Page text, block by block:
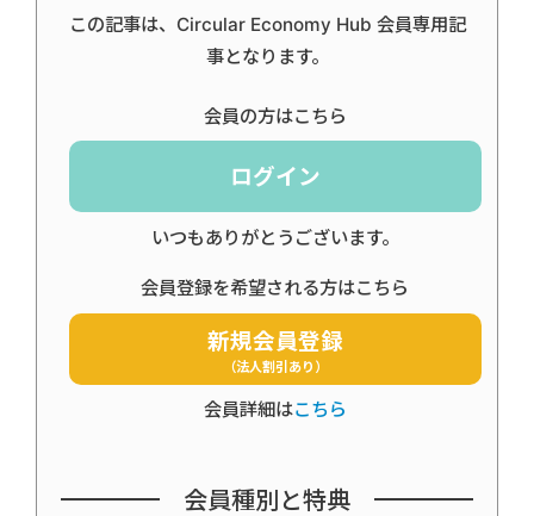
この記事は、Circular Economy Hub 会員専用記
事となります。
会員の方はこちら
ログイン
いつもありがとうございます。
会員登録を希望される方はこちら
新規会員登録
（法人割引あり）
会員詳細はこちら
会員種別と特典